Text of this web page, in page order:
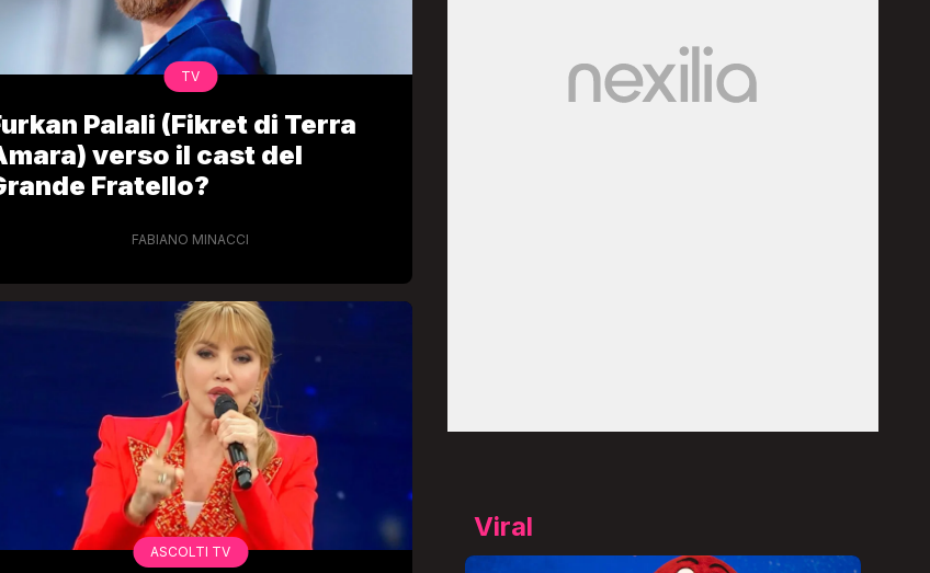
TV
Palali (Fikret di Terra
verso il cast del
Fratello?
FABIANO MINACCI
ASCOLTI TV
Viral